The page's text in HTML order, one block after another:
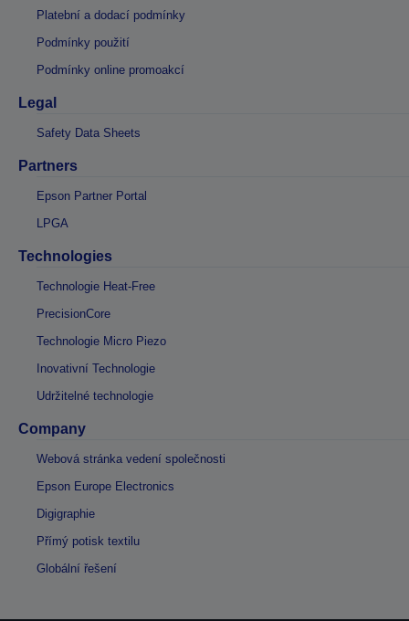
Platební a dodací podmínky
Podmínky použití
Podmínky online promoakcí
Legal
Safety Data Sheets
Partners
Epson Partner Portal
LPGA
Technologies
Technologie Heat-Free
PrecisionCore
Technologie Micro Piezo
Inovativní Technologie
Udržitelné technologie
Company
Webová stránka vedení společnosti
Epson Europe Electronics
Digigraphie
Přímý potisk textilu
Globální řešení